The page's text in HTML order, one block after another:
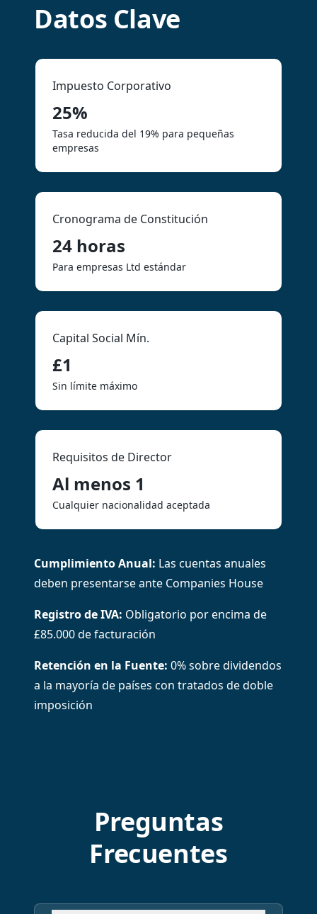
Datos Clave
Impuesto Corporativo
25%
Tasa reducida del 19% para pequeñas
empresas
Cronograma de Constitución
24 horas
Para empresas Ltd estándar
Capital Social Mín.
£1
Sin límite máximo
Requisitos de Director
Al menos 1
Cualquier nacionalidad aceptada
Cumplimiento Anual: Las cuentas anuales
deben presentarse ante Companies House
Registro de IVA: Obligatorio por encima de
£85.000 de facturación
Retención en la Fuente: 0% sobre dividendos
a la mayoría de países con tratados de doble
imposición
Preguntas
Frecuentes